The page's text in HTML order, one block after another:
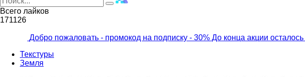
Всего лайков
171126
Добро пожаловать - промокод на подписку - 30% До конца акции осталось
Текстуры
Земля